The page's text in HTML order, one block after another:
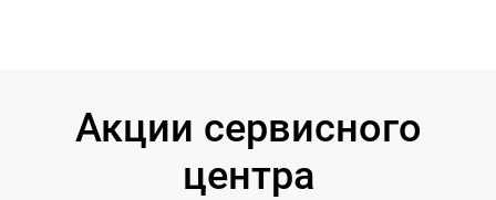
Акции сервисного
центра